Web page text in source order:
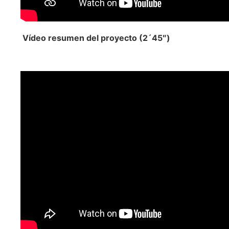
Vídeo resumen del proyecto (2´45″)